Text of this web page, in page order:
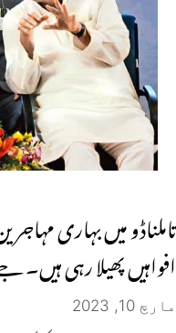
تاملناڈو میں بہاری
افواہیں پھیلا رہی ہیں۔
مارچ 10, 2023